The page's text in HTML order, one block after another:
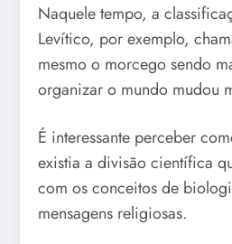
Naquele tempo, a
Levítico, por exemplo,
mesmo o morcego sendo
organizar o mundo mudou
É interessante perceber
existia a divisão científica
com os conceitos de
mensagens religiosas.